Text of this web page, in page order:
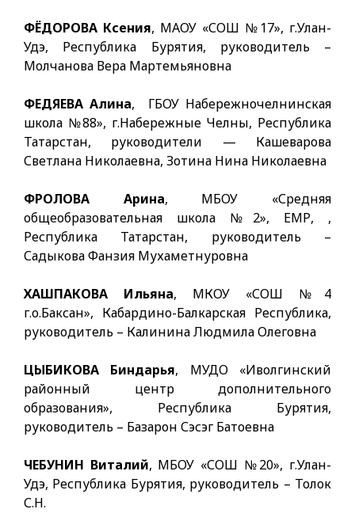
ФЁДОРОВА Ксения, МАОУ «СОШ №17», г.Улан-
Удэ, Республика Бурятия, руководитель –
Молчанова Вера Мартемьяновна
ФЕДЯЕВА Алина, ГБОУ Набережночелнинская
школа №88», г.Набережные Челны, Республика
Татарстан, руководители — Кашеварова
Светлана Николаевна, Зотина Нина Николаевна
ФРОЛОВА Арина, МБОУ «Средняя
общеобразовательная школа №2», ЕМР, ,
Республика Татарстан, руководитель –
Садыкова Фанзия Мухаметнуровна
ХАШПАКОВА Ильяна, МКОУ «СОШ №4
г.о.Баксан», Кабардино-Балкарская Республика,
руководитель – Калинина Людмила Олеговна
ЦЫБИКОВА Биндарья, МУДО «Иволгинский
районный центр дополнительного
образования», Республика Бурятия,
руководитель – Базарон Сэсэг Батоевна
ЧЕБУНИН Виталий, МБОУ «СОШ №20», г.Улан-
Удэ, Республика Бурятия, руководитель – Толок
С.Н.